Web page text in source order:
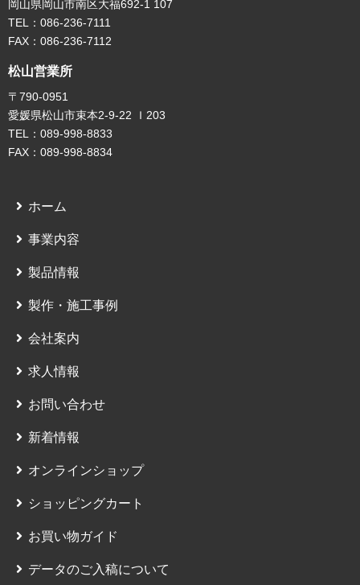
岡山県岡山市南区大福692-1 107
TEL：086-236-7111
FAX：086-236-7112
松山営業所
〒790-0951
愛媛県松山市束本2-9-22 Ｉ203
TEL：089-998-8833
FAX：089-998-8834
ホーム
事業内容
製品情報
製作・施工事例
会社案内
求人情報
お問い合わせ
新着情報
オンラインショップ
ショッピングカート
お買い物ガイド
データのご入稿について